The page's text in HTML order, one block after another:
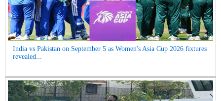
India vs Pakistan on September 5 as Women's Asia Cup 2026 fixtures
revealed...